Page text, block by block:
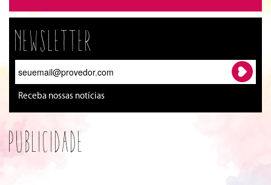
Newsletter
Receba nossas notícias
Publicidade